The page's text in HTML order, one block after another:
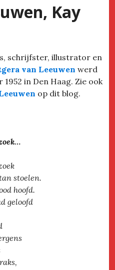
Kay
schrijfster, illustrator en
van Leeuwen werd
in Den Haag. Zie ook
op dit blog.
stoelen.
hoofd.
geloofd